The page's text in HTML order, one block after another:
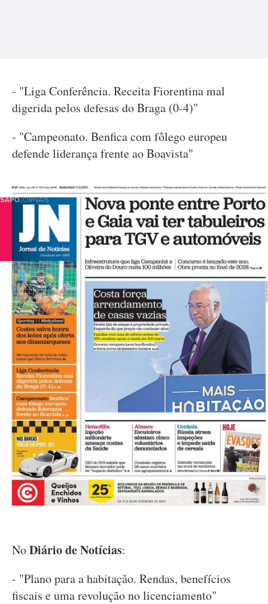
- "Liga Conferência. Receita Fiorentina mal
digerida pelos defesas do Braga (0-4)"
- "Campeonato. Benfica com fôlego europeu
defende liderança frente ao Boavista"
NoDiário de Notícias:
- "Plano para a habitação. Rendas, benefícios
fiscais e uma revolução no licenciamento"